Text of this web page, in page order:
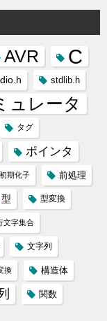
AVR C
stdlib.h
ュレータ
タグ
ポインタ
初期化子 前処理
型 型変換
文字集合
文字列
換 構造体
関数